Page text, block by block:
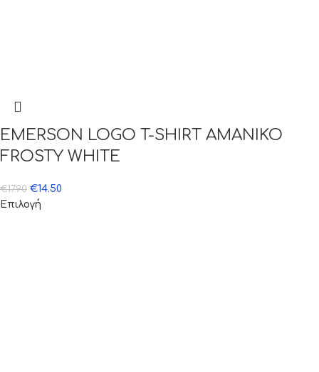
EMERSON LOGO T-SHIRT ΑΜΑΝΙΚΟ
FROSTY WHITE
€17.90 €14.50
Επιλογή